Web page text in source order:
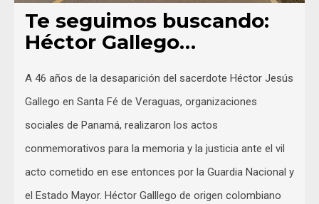
Te seguimos buscando:
Héctor Gallego…
A 46 años de la desaparición del sacerdote Héctor Jesús
Gallego en Santa Fé de Veraguas, organizaciones
sociales de Panamá, realizaron los actos
conmemorativos para la memoria y la justicia ante el vil
acto cometido en ese entonces por la Guardia Nacional y
el Estado Mayor. Héctor Galllego de origen colombiano